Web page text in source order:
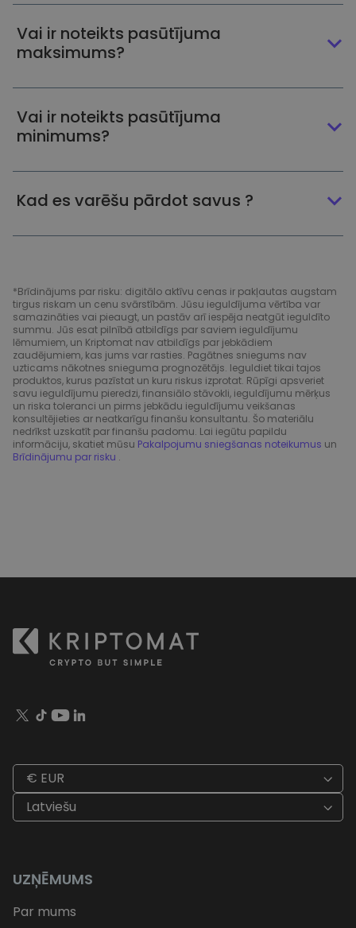
Vai ir noteikts pasūtījuma
maksimums?
Vai ir noteikts pasūtījuma
minimums?
Kad es varēšu pārdot savus ?
*Brīdinājums par risku: digitālo aktīvu cenas ir pakļautas augstam
tirgus riskam un cenu svārstībām. Jūsu ieguldījuma vērtība var
samazināties vai pieaugt, un pastāv arī iespēja neatgūt ieguldīto
summu. Jūs esat pilnībā atbildīgs par saviem ieguldījumu
lēmumiem, un Kriptomat nav atbildīgs par jebkādiem
zaudējumiem, kas jums var rasties. Pagātnes sniegums nav
uzticams nākotnes snieguma prognozētājs. Ieguldiet tikai tajos
produktos, kurus pazīstat un kuru riskus izprotat. Rūpīgi apsveriet
savu ieguldījumu pieredzi, finansiālo stāvokli, ieguldījumu mērķus
un riska toleranci un pirms jebkādu ieguldījumu veikšanas
konsultējieties ar neatkarīgu finanšu konsultantu. Šo materiālu
nedrīkst uzskatīt par finanšu padomu. Lai iegūtu papildu
informāciju, skatiet mūsu Pakalpojumu sniegšanas noteikumus un
Brīdinājumu par risku .
€ EUR
Latviešu
UZŅĒMUMS
Par mums